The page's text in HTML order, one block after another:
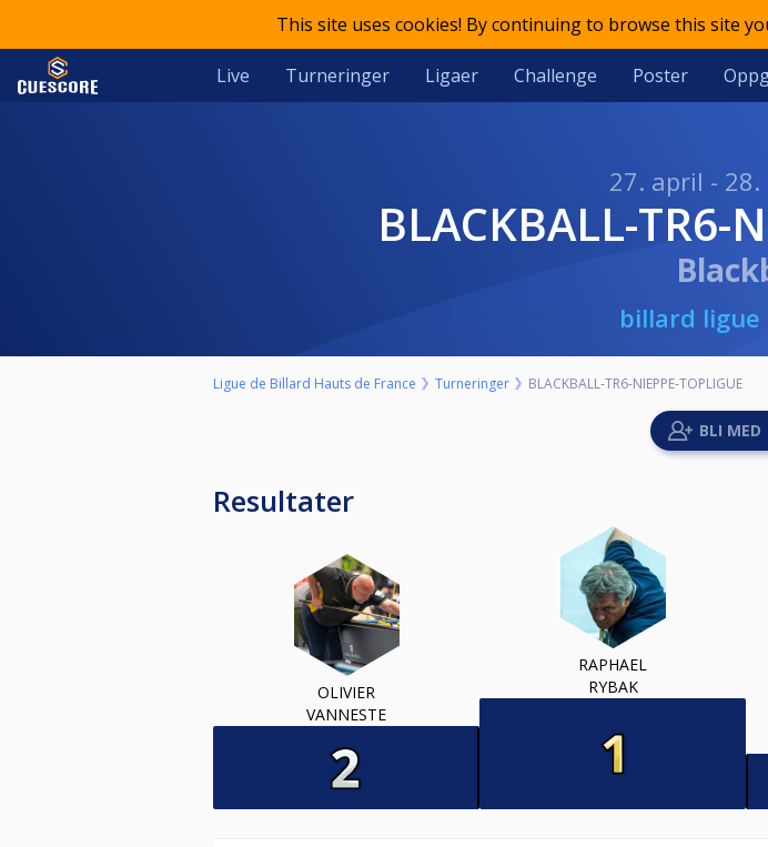
This site uses cookies! By continuing to browse this site
Live Turneringer Ligaer Challenge Poster
27. april -
BLACKBALL-TR6-
billard ligue
Ligue de Billard Hauts de France Turneringer BLACKBALL-TR6-NIEPPE-TOPLIGUE
Resultater
OLIVIER
VANNESTE
RAPHAEL
RYBAK